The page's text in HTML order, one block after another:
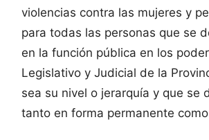
violencias contra las mujeres y
para todas las personas que se
en la función pública en los
Legislativo y Judicial de la
sea su nivel o jerarquía y que se
tanto en forma permanente